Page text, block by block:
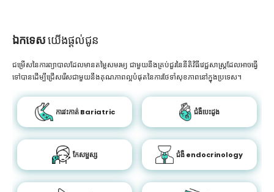
ឯកទេសយើងផ្តល់ជូន
ជម្រើសនៃការព្យាបាលដែលមានតម្លៃសមរម្យ ជាមួយនឹងគ្រប់ជួរនៃនីតិវិធីវេជ្ជសាស្រ្តដែលអាចធ្វើ
ទៅបានដើម្បីជ្រើសរើសជាមួយនឹងគុណភាពល្អបំផុតនៃការថែទាំសុខភាពនៅក្នុងប្រទេស។
ការវះកាត់ Bariatric ជំងឺបេះដូង
កែសម្ផស្ស ជំងឺ endocrinology